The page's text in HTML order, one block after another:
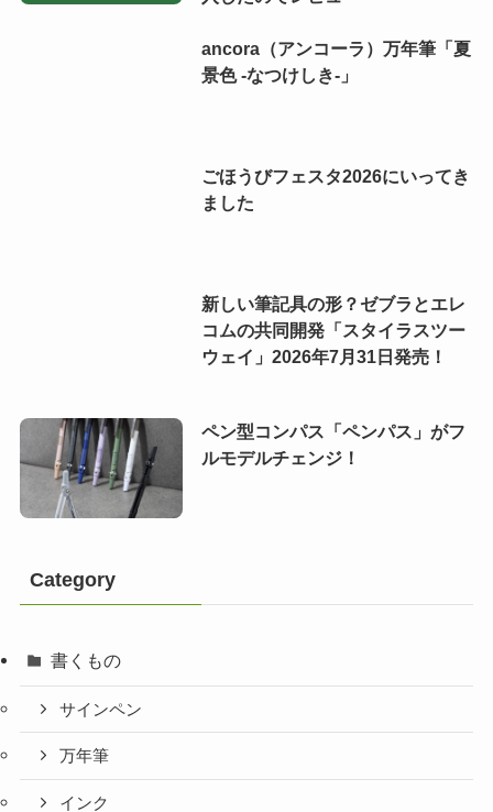
ancora（アンコーラ）万年筆「夏
景色 -なつけしき-」
ごほうびフェスタ2026にいってき
ました
新しい筆記具の形？ゼブラとエレ
コムの共同開発「スタイラスツー
ウェイ」2026年7月31日発売！
ペン型コンパス「ペンパス」がフ
ルモデルチェンジ！
Category
書くもの
サインペン
万年筆
インク